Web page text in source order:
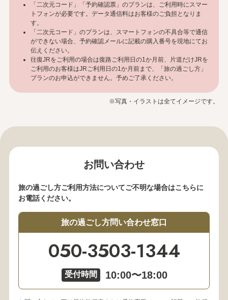
「二次元コード」「予約確認票」のプランは、ご利用時にスマー
トフォンが必要です。データ通信料はお客様のご負担となりま
す。
「二次元コード」のプランは、スマートフォンの不具合等で通信
ができない場合、予約確認メールに記載の購入番号を現地にてお
伝えください。
往復JRをご利用の場合は復路ご利用日の1か月前、片道だけJRを
ご利用のお客様はJRご利用日の1か月前まで、「旅の過ごし方」
プランのお申込ができません。予めご了承ください。
※写真・イラストは全てイメージです。
お問い合わせ
旅の過ごし方ご利用方法についてご不明な場合はこちらに
お電話ください。
旅の過ごし方問い合わせ窓口
050-3503-1344
受付時間 10:00〜18:00